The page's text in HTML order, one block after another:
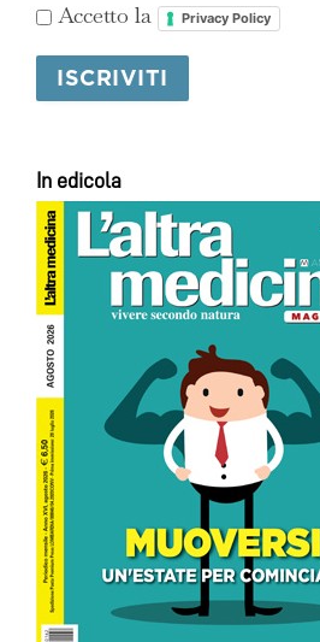
Accetto la Privacy Policy
In edicola